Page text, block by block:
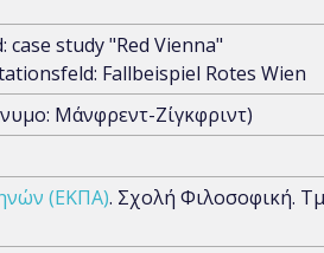
study "Red Vienna"
Fallbeispiel Rotes Wien
Μάνφρεντ-Ζίγκφριντ)
(ΕΚΠΑ). Σχολή Φιλοσοφική.